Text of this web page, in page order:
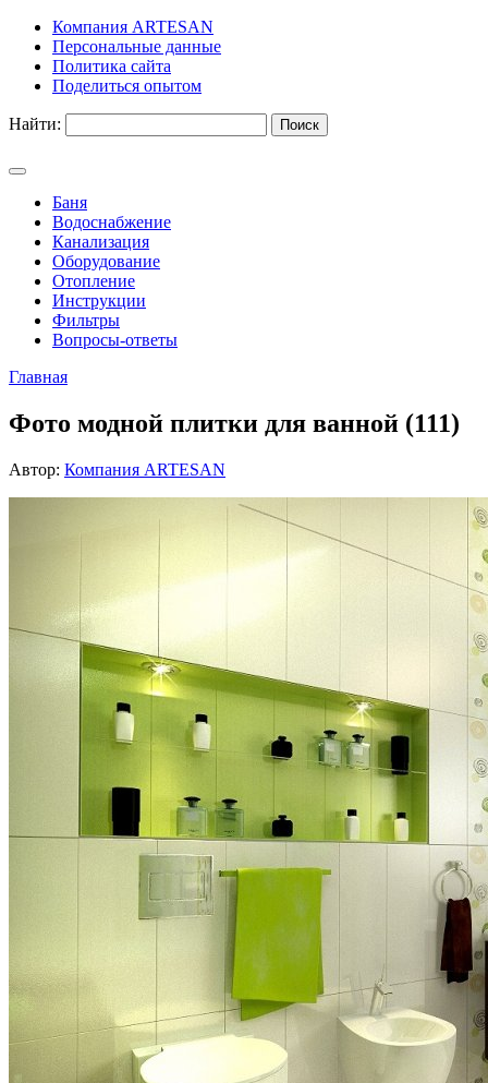
Компания ARTESAN
Персональные данные
Политика сайта
Поделиться опытом
Найти:
Баня
Водоснабжение
Канализация
Оборудование
Отопление
Инструкции
Фильтры
Вопросы-ответы
Главная
Фото модной плитки для ванной (111)
Автор: Компания ARTESAN